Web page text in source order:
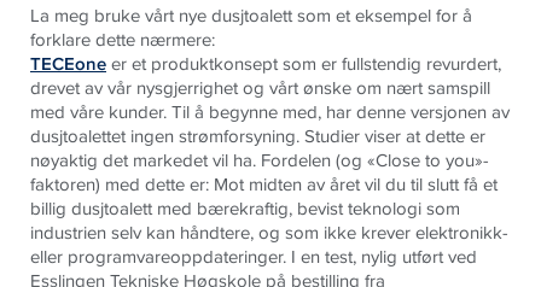
La meg bruke vårt nye dusjtoalett som et eksempel for å
forklare dette nærmere:
TECEoneer et produktkonsept som er fullstendig revurdert,
drevet av vår nysgjerrighet og vårt ønske om nært samspill
med våre kunder. Til å begynne med, har denne versjonen av
dusjtoalettet ingen strømforsyning. Studier viser at dette er
nøyaktig det markedet vil ha. Fordelen (og «Close to you»-
faktoren) med dette er: Mot midten av året vil du til slutt få et
billig dusjtoalett med bærekraftig, bevist teknologi som
industrien selv kan håndtere, og som ikke krever elektronikk-
eller programvareoppdateringer. I en test, nylig utført ved
Esslingen Tekniske Høgskole på bestilling fra